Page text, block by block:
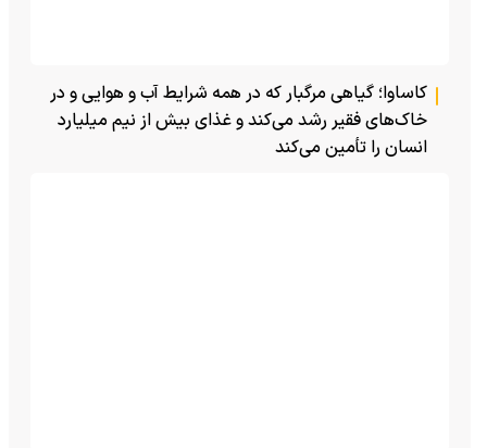
کاساوا؛ گیاهی مرگبار که در همه شرایط آب و هوایی و در
خاک‌های فقیر رشد می‌کند و غذای بیش از نیم میلیارد
انسان را تأمین می‌کند